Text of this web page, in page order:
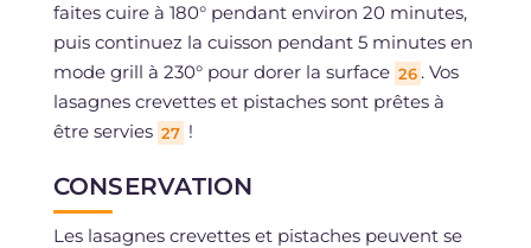
faites cuire à 180° pendant environ 20 minutes,
puis continuez la cuisson pendant 5 minutes en
mode grill à 230° pour dorer la surface 26 . Vos
lasagnes crevettes et pistaches sont prêtes à
être servies 27 !
CONSERVATION
Les lasagnes crevettes et pistaches peuvent se